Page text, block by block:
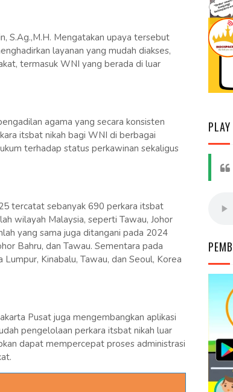
S.Ag.,M.H. Mengatakan upaya tersebut
layanan yang mudah diakses,
termasuk WNI yang berada di luar
agama yang secara konsisten
itsbat nikah bagi WNI di berbagai
terhadap status perkawinan sekaligus
tercatat sebanyak 690 perkara itsbat
wilayah Malaysia, seperti Tawau, Johor
yang sama juga ditangani pada 2024
Bahru, dan Tawau. Sementara pada
Kinabalu, Tawau, dan Seoul, Korea
Pusat juga mengembangkan aplikasi
pengelolaan perkara itsbat nikah luar
dapat mempercepat proses administrasi